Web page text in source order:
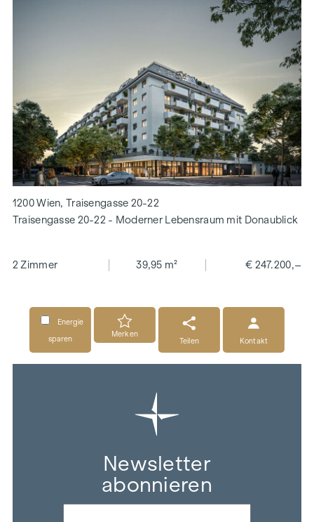
1200 Wien, Traisengasse 20-22
Traisengasse 20-22 - Moderner Lebensraum mit Donaublick
2 Zimmer 39,95 m² € 247.200,–
Energie
sparen
Merken
Teilen
Kontakt
Newsletter
abonnieren